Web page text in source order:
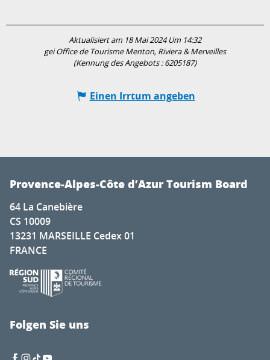
Aktualisiert am 18 Mai 2024 Um 14:32
gei Office de Tourisme Menton, Riviera & Merveilles
(Kennung des Angebots :6205187)
Einen Irrtum angeben
Provence-Alpes-Côte d’Azur Tourism Board
64 La Canebière
CS 10009
13231 MARSEILLE Cedex 01
FRANCE
Folgen Sie uns